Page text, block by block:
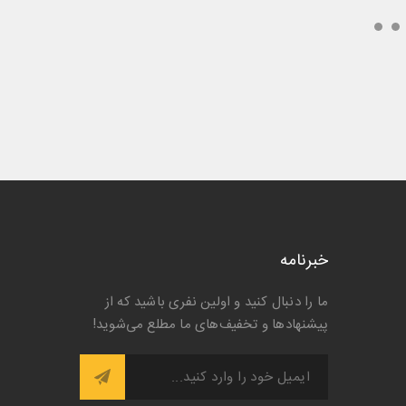
خبرنامه
ما را دنبال کنید و اولین نفری باشید که از
پیشنها‌د‌ها و تخفیف‌های ما مطلع می‌شوید!